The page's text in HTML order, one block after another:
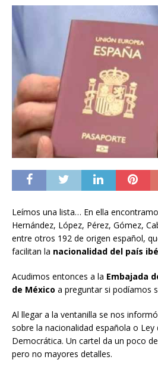
Leímos una lista… En ella
Hernández, López, Pérez, Gómez,
entre otros 192 de origen español,
facilitan la nacionalidad del país
Acudimos entonces a la Embajada
de México a preguntar si podíamos
Al llegar a la ventanilla se nos
sobre la nacionalidad española o Ley
Democrática. Un cartel da un poco
pero no mayores detalles.